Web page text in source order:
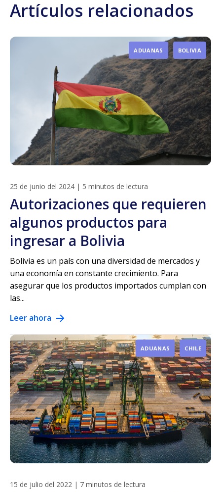
Artículos relacionados
ADUANAS BOLIVIA
25 de junio del 2024 | 5 minutos de lectura
Autorizaciones que requieren
algunos productos para
ingresar a Bolivia
Bolivia es un país con una diversidad de mercados y
una economía en constante crecimiento. Para
asegurar que los productos importados cumplan con
las...
Leer ahora
ADUANAS CHILE
15 de julio del 2022 | 7 minutos de lectura